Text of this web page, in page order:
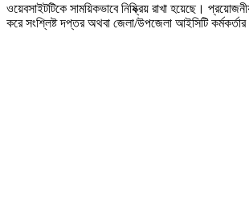
ওয়েবসাইটটিকে সাময়িকভাবে নিষ্ক্রিয় রাখা হয়েছে।
করে সংশ্লিষ্ট দপ্তর অথবা জেলা/উপজেলা আইসিটি